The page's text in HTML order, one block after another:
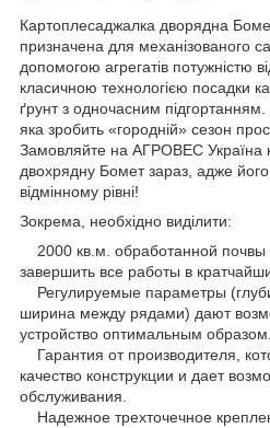
Картоплесаджалка дворядна
призначена для механізованого
допомогою агрегатів потужністю
класичною технологією посадки
ґрунт з одночасним підгортанням.
яка зробить «городній» сезон
Замовляйте на АГРОВЕС Україна
двохрядну Бомет зараз, адже
відмінному рівні!
Зокрема, необхідно виділити:
2000 кв.м. обработанной почвы
завершить все работы в
Регулируемые параметры
ширина между рядами) дают
устройство оптимальным образом.
Гарантия от производителя,
качество конструкции и дает
обслуживания.
Надежное трехточечное